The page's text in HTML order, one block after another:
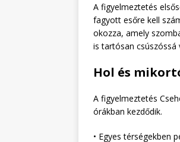
A figyelmeztetés
fagyott esőre kell
okozza, amely
is tartósan csúszóssá
Hol és
A figyelmeztetés
órákban kezdődik.
• Egyes térségekben